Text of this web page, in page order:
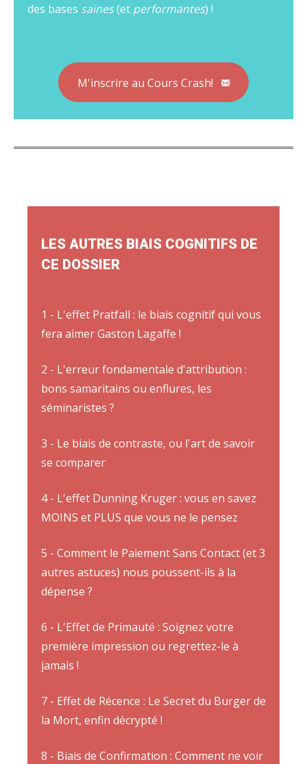
des bases saines(et performantes) !
M'inscrire au Cours Crash!
LES AUTRES BIAIS COGNITIFS DE
CE DOSSIER
1 - L'effet Pratfall : le biais cognitif qui vous
fera aimer Gaston Lagaffe !
2 - L'erreur fondamentale d'attribution :
bons samaritains ou enflures, les
séminaristes ?
3 - Le biais de contraste, ou l'art de savoir
se comparer
4 - L'effet Dunning Kruger : vous en savez
MOINS et PLUS que vous ne le pensez
5 - Comment le Paiement Sans Contact (et 3
autres astuces) nous poussent-ils à la
dépense ?
6 - L'Effet de Primauté : Soignez votre
première impression ou regrettez-le à
jamais !
7 - Effet de Récence : Le Secret du Burger de
la Mort, enfin décrypté !
8 - Biais de Confirmation : Comment ne voir